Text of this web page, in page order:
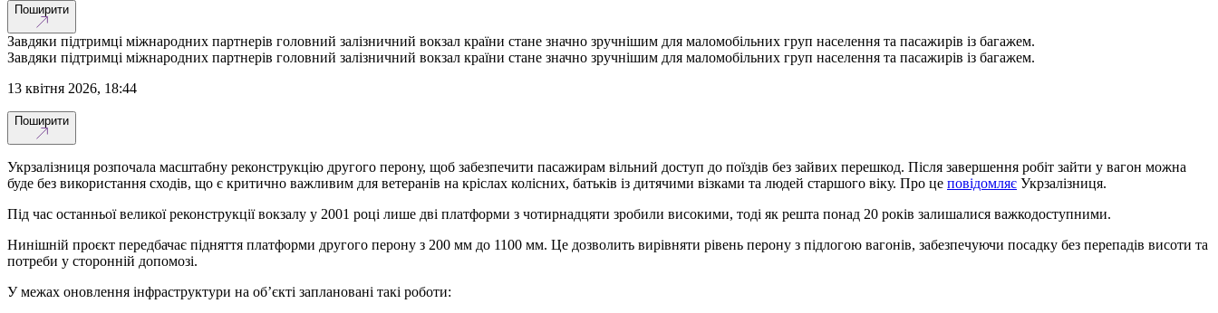
Поширити
Завдяки підтримці міжнародних партнерів головний залізничний вокзал країни стане значно зручнішим для маломобільних груп населення та пасажирів із багажем.
Завдяки підтримці міжнародних партнерів головний залізничний вокзал країни стане значно зручнішим для маломобільних груп населення та пасажирів із багажем.
13 квітня 2026, 18:44
Поширити
Укрзалізниця розпочала масштабну реконструкцію другого перону, щоб забезпечити пасажирам вільний доступ до поїздів без зайвих перешкод. Після завершення робіт зайти у вагон можна
буде без використання сходів, що є критично важливим для ветеранів на кріслах колісних, батьків із дитячими візками та людей старшого віку. Про це повідомляє Укрзалізниця.
Під час останньої великої реконструкції вокзалу у 2001 році лише дві платформи з чотирнадцяти зробили високими, тоді як решта понад 20 років залишалися важкодоступними.
Нинішній проєкт передбачає підняття платформи другого перону з 200 мм до 1100 мм. Це дозволить вирівняти рівень перону з підлогою вагонів, забезпечуючи посадку без перепадів висоти та
потреби у сторонній допомозі.
У межах оновлення інфраструктури на об’єкті заплановані такі роботи: